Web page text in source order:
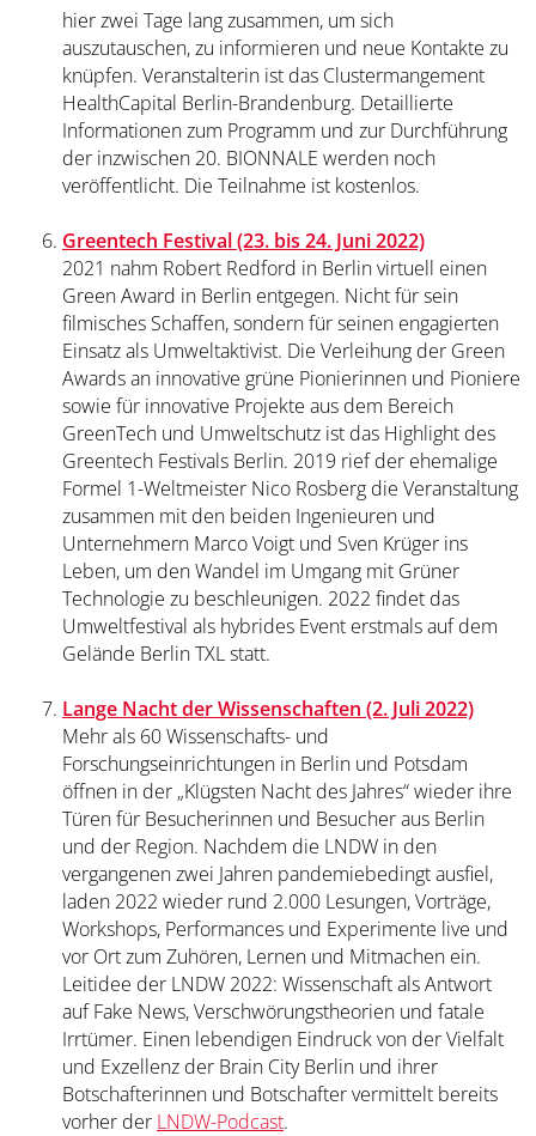
hier zwei Tage lang zusammen, um sich
auszutauschen, zu informieren und neue Kontakte zu
knüpfen. Veranstalterin ist das Clustermangement
HealthCapital Berlin-Brandenburg. Detaillierte
Informationen zum Programm und zur Durchführung
der inzwischen 20. BIONNALE werden noch
veröffentlicht. Die Teilnahme ist kostenlos.
Greentech Festival (23. bis 24. Juni 2022)
2021 nahm Robert Redford in Berlin virtuell einen
Green Award in Berlin entgegen. Nicht für sein
filmisches Schaffen, sondern für seinen engagierten
Einsatz als Umweltaktivist. Die Verleihung der Green
Awards an innovative grüne Pionierinnen und Pioniere
sowie für innovative Projekte aus dem Bereich
GreenTech und Umweltschutz ist das Highlight des
Greentech Festivals Berlin. 2019 rief der ehemalige
Formel 1-Weltmeister Nico Rosberg die Veranstaltung
zusammen mit den beiden Ingenieuren und
Unternehmern Marco Voigt und Sven Krüger ins
Leben, um den Wandel im Umgang mit Grüner
Technologie zu beschleunigen. 2022 findet das
Umweltfestival als hybrides Event erstmals auf dem
Gelände Berlin TXL statt.
Lange Nacht der Wissenschaften (2. Juli 2022)
Mehr als 60 Wissenschafts- und
Forschungseinrichtungen in Berlin und Potsdam
öffnen in der „Klügsten Nacht des Jahres“ wieder ihre
Türen für Besucherinnen und Besucher aus Berlin
und der Region. Nachdem die LNDW in den
vergangenen zwei Jahren pandemiebedingt ausfiel,
laden 2022 wieder rund 2.000 Lesungen, Vorträge,
Workshops, Performances und Experimente live und
vor Ort zum Zuhören, Lernen und Mitmachen ein.
Leitidee der LNDW 2022: Wissenschaft als Antwort
auf Fake News, Verschwörungstheorien und fatale
Irrtümer. Einen lebendigen Eindruck von der Vielfalt
und Exzellenz der Brain City Berlin und ihrer
Botschafterinnen und Botschafter vermittelt bereits
vorher der LNDW-Podcast.